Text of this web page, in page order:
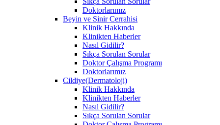
Doktorlarımız
Beyin ve Sinir Cerrahisi
Klinik Hakkında
Klinikten Haberler
Nasıl Gidilir?
Sıkça Sorulan Sorular
Doktor Çalışma Programı
Doktorlarımız
Cildiye(Dermatoloji)
Klinik Hakkında
Klinikten Haberler
Nasıl Gidilir?
Sıkça Sorulan Sorular